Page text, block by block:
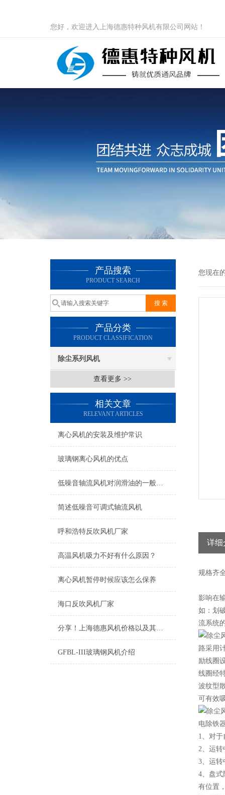
您好，欢迎进入上海德惠特种风机有限公司网站！
产品搜索
PRODUCT SEARCH
产品分类
PRODUCT CLASSIFICATION
除尘系列风机
查看更多 >>
相关文章
RELEVANT ARTICLES
离心风机的安装及维护常识
玻璃钢离心风机的优点
低噪音轴流风机对润滑油的一般要求
简述低噪音可调式轴流风机
呼和浩特反吹风机厂家
高温风机吸力不好有什么原因？
离心风机暂停时候应该怎么保养
海口反吹风机厂家
分享！上海德惠风机价格以及其在市场上的竞争优势
GFBL-III玻璃钢风机介绍
您现在
详细
规格齐
影响在
如：划
流系统
路采用
励线圈
线圈经
波纹型
可有效
电除铁
1、对
2、运
3、运
4、盘式
有位置